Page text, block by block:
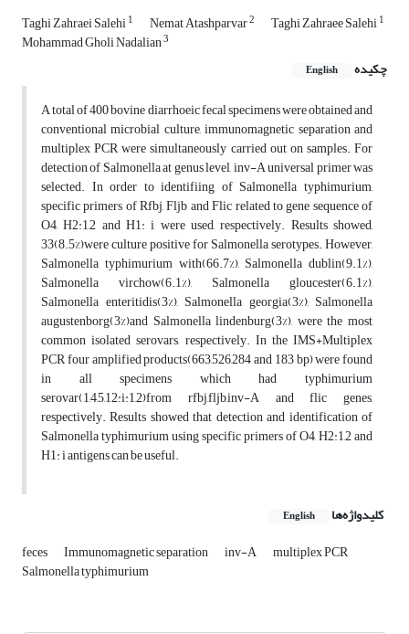
Taghi Zahraei Salehi1 Nemat Atashparvar2 Taghi Zahraee Salehi1
Mohammad Gholi Nadalian3
چکیده English
A total of 400 bovine diarrhoeic fecal specimens were obtained and
conventional microbial culture, immunomagnetic separation and
multiplex PCR were simultaneously carried out on samples. For
detection of Salmonella at genus level, inv-A universal primer was
selected. In order to identifiing of Salmonella typhimurium,
specific primers of Rfbj, Fljb and Flic related to gene sequence of
O4, H2:1,2 and H1: i were used, respectively. Results showed,
33(8.5%)were culture positive for Salmonella serotypes. However,
Salmonella typhimurium with(66.7%), Salmonella dublin(9.1%),
Salmonella virchow(6.1%), Salmonella gloucester(6.1%),
Salmonella enteritidis(3%), Salmonella georgia(3%), Salmonella
augustenborg(3%)and Salmonella lindenburg(3%), were the most
common isolated serovars, respectively. In the IMS+Multiplex
PCR four amplified products(663,526,284 and 183 bp) were found
in all specimens which had typhimurium
serovar(1,4,5,12:i:1,2)from rfbj,fljb,inv-A and flic genes,
respectively. Results showed that detection and identification of
Salmonella typhimurium using specific primers of O4, H2:1,2 and
H1: i antigens can be useful.
کلیدواژه‌ها English
feces Immunomagnetic separation inv-A multiplex PCR
Salmonella typhimurium